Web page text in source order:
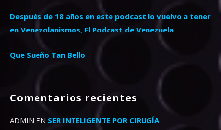
Después de 18 años en este podcast lo vuelvo a tener
en Venezolanismos, El Podcast de Venezuela
Que Sueño Tan Bello
Comentarios recientes
ADMIN EN SER INTELIGENTE POR CIRUGÍA